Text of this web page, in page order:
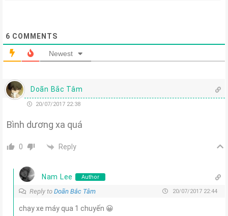
6 COMMENTS
Newest
Doãn Bắc Tâm
20/07/2017 22:38
Bình dương xa quá
0 Reply
Nam Lee Author
Reply to Doãn Bắc Tâm 20/07/2017 22:44
chạy xe máy qua 1 chuyến 😀